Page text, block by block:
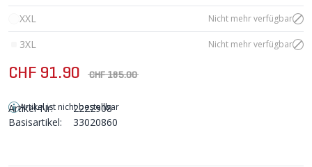
XXL Nicht mehr verfügbar
3XL Nicht mehr verfügbar
CHF 91.90 CHF 185.00
Artikel ist nicht bestellbar
Artikel-Nr:
2222908
Basisartikel:
33020860